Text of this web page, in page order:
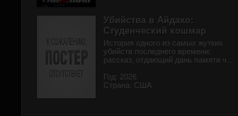
Убийства в Айдахо:
Студенческий кошмар
История одного из самых жутких
убийств последнего времени:
рассказ, отдающий дань памяти ч...
Год: 2026
Страна: США